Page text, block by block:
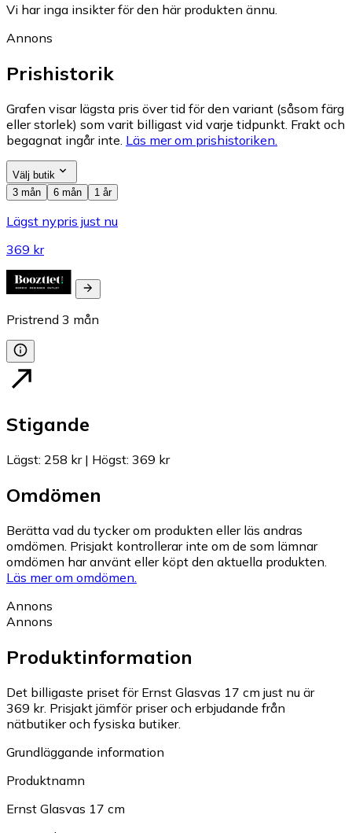
Vi har inga insikter för den här produkten ännu.
Annons
Prishistorik
Grafen visar lägsta pris över tid för den variant (såsom färg
eller storlek) som varit billigast vid varje tidpunkt. Frakt och
begagnat ingår inte. Läs mer om prishistoriken.
Välj butik
3 mån
6 mån 1 år
Lägst nypris just nu
369 kr
Pristrend 3 mån
Stigande
Lägst: 258 kr| Högst: 369 kr
Omdömen
Berätta vad du tycker om produkten eller läs andras
omdömen. Prisjakt kontrollerar inte om de som lämnar
omdömen har använt eller köpt den aktuella produkten.
Läs mer om omdömen.
Annons
Annons
Produktinformation
Det billigaste priset för Ernst Glasvas 17 cm just nu är
369 kr. Prisjakt jämför priser och erbjudande från
nätbutiker och fysiska butiker.
Grundläggande information
Produktnamn
Ernst Glasvas 17 cm